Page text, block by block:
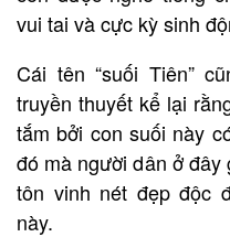
vui tai và cực kỳ sinh
Cái tên “suối Tiên”
truyền thuyết kể lại
tắm bởi con suối này
đó mà người dân ở đây
tôn vinh nét đẹp độc
này.